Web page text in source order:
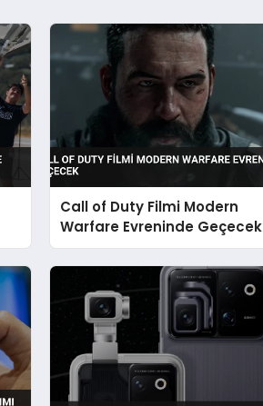
Call of Duty Filmi Modern
Warfare Evreninde Geçecek